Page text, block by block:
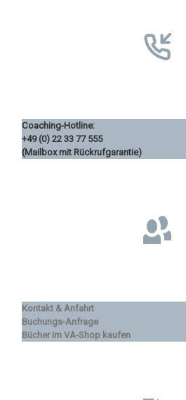
Coaching-Hotline:
+49 (0) 22 33 77 555
(Mailbox mit Rückrufgarantie)
Kontakt & Anfahrt
Buchungs-Anfrage
Bücher im VA-Shop kaufen